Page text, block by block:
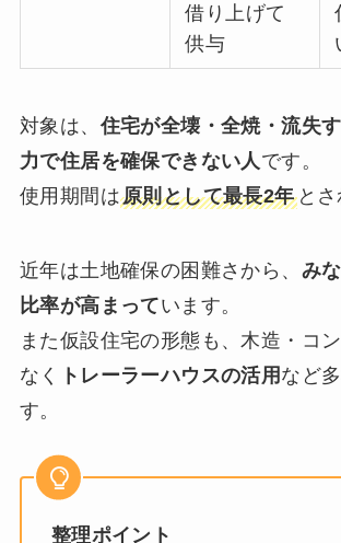
借り上げて
供与
対象は、 住宅が全壊・全焼・流失
力で住居を確保できない人 です。
使用期間は原則として最長2年とさ
近年は土地確保の困難さから、 み
比率が高まっています。
また仮設住宅の形態も、木造・コ
なく
トレーラーハウスの活用 など
す。
整理ポイント